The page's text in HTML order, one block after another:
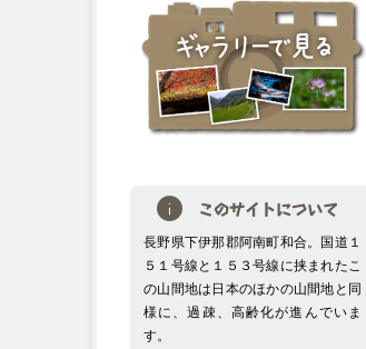
このサイトについて
長野県下伊那郡阿南町和合。国道１
５１号線と１５３号線に挟まれたこ
の山間地は日本のほかの山間地と同
様に、過疎、高齢化が進んでいま
す。